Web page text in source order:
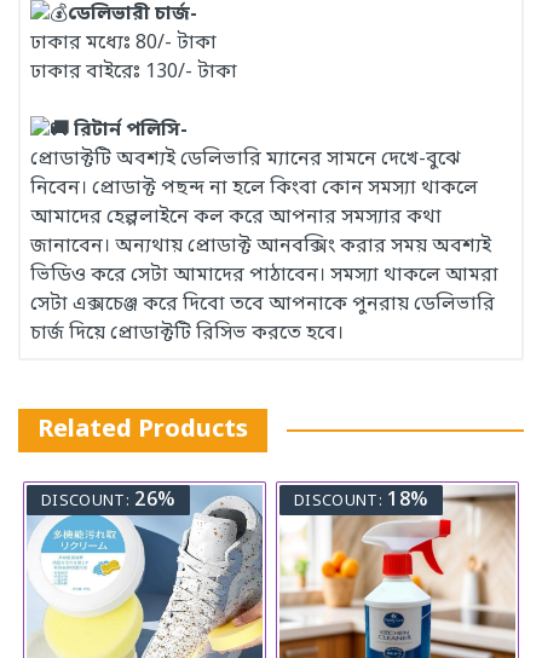
ডেলিভারী চার্জ-
ঢাকার মধ্যেঃ 80/- টাকা
ঢাকার বাইরেঃ 130/- টাকা
রিটার্ন পলিসি-
প্রোডাক্টটি অবশ্যই ডেলিভারি ম্যানের সামনে দেখে-বুঝে
নিবেন। প্রোডাক্ট পছন্দ না হলে কিংবা কোন সমস্যা থাকলে
আমাদের হেল্পলাইনে কল করে আপনার সমস্যার কথা
জানাবেন। অন্যথায় প্রোডাক্ট আনবক্সিং করার সময় অবশ্যই
ভিডিও করে সেটা আমাদের পাঠাবেন। সমস্যা থাকলে আমরা
সেটা এক্সচেঞ্জ করে দিবো তবে আপনাকে পুনরায় ডেলিভারি
চার্জ দিয়ে প্রোডাক্টটি রিসিভ করতে হবে।
Related Products
DISCOUNT: 26% DISCOUNT: 18%